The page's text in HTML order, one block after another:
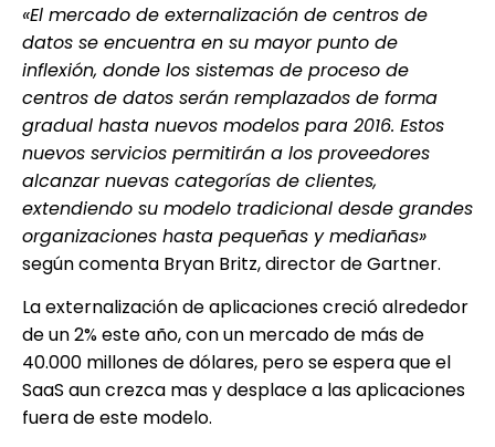
«El mercado de externalización de centros de
datos se encuentra en su mayor punto de
inflexión, donde los sistemas de proceso de
centros de datos serán remplazados de forma
gradual hasta nuevos modelos para 2016. Estos
nuevos servicios permitirán a los proveedores
alcanzar nuevas categorías de clientes,
extendiendo su modelo tradicional desde grandes
organizaciones hasta pequeñas y mediañas»
según comenta Bryan Britz, director de Gartner.
La externalización de aplicaciones creció alrededor
de un 2% este año, con un mercado de más de
40.000 millones de dólares, pero se espera que el
SaaS aun crezca mas y desplace a las aplicaciones
fuera de este modelo.